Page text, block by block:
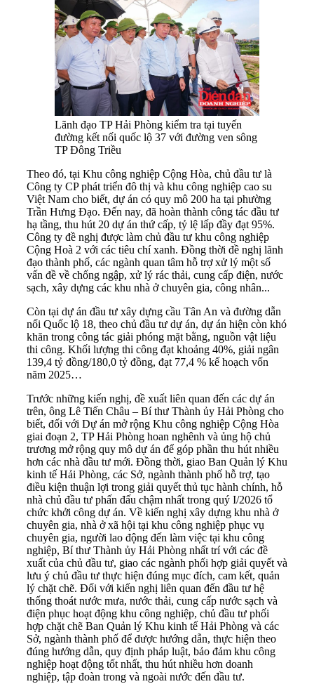
Lãnh đạo TP Hải Phòng kiểm tra tại tuyến
đường kết nối quốc lộ 37 với đường ven sông
TP Đông Triều
Theo đó, tại Khu công nghiệp Cộng Hòa, chủ đầu tư là
Công ty CP phát triển đô thị và khu công nghiệp cao su
Việt Nam cho biết, dự án có quy mô 200 ha tại phường
Trần Hưng Đạo. Đến nay, đã hoàn thành công tác đầu tư
hạ tầng, thu hút 20 dự án thứ cấp, tỷ lệ lấp đầy đạt 95%.
Công ty đề nghị được làm chủ đầu tư khu công nghiệp
Cộng Hoà 2 với các tiêu chí xanh. Đồng thời đề nghị lãnh
đạo thành phố, các ngành quan tâm hỗ trợ xử lý một số
vấn đề về chống ngập, xử lý rác thải, cung cấp điện, nước
sạch, xây dựng các khu nhà ở chuyên gia, công nhân...
Còn tại dự án đầu tư xây dựng cầu Tân An và đường dẫn
nối Quốc lộ 18, theo chủ đầu tư dự án, dự án hiện còn khó
khăn trong công tác giải phóng mặt bằng, nguồn vật liệu
thi công. Khối lượng thi công đạt khoảng 40%, giải ngân
139,4 tỷ đồng/180,0 tỷ đồng, đạt 77,4 % kế hoạch vốn
năm 2025…
Trước những kiến nghị, đề xuất liên quan đến các dự án
trên, ông Lê Tiến Châu – Bí thư Thành ủy Hải Phòng cho
biết, đối với Dự án mở rộng Khu công nghiệp Cộng Hòa
giai đoạn 2, TP Hải Phòng hoan nghênh và ủng hộ chủ
trương mở rộng quy mô dự án để góp phần thu hút nhiều
hơn các nhà đầu tư mới. Đồng thời, giao Ban Quản lý Khu
kinh tế Hải Phòng, các Sở, ngành thành phố hỗ trợ, tạo
điều kiện thuận lợi trong giải quyết thủ tục hành chính, hỗ
nhà chủ đầu tư phấn đấu chậm nhất trong quý I/2026 tổ
chức khởi công dự án. Về kiến nghị xây dựng khu nhà ở
chuyên gia, nhà ở xã hội tại khu công nghiệp phục vụ
chuyên gia, người lao động đến làm việc tại khu công
nghiệp, Bí thư Thành ủy Hải Phòng nhất trí với các đề
xuất của chủ đầu tư, giao các ngành phối hợp giải quyết và
lưu ý chủ đầu tư thực hiện đúng mục đích, cam kết, quản
lý chặt chẽ. Đối với kiến nghị liên quan đến đầu tư hệ
thống thoát nước mưa, nước thải, cung cấp nước sạch và
điện phục hoạt động khu công nghiệp, chủ đầu tư phối
hợp chặt chẽ Ban Quản lý Khu kinh tế Hải Phòng và các
Sở, ngành thành phố để được hướng dẫn, thực hiện theo
đúng hướng dẫn, quy định pháp luật, bảo đảm khu công
nghiệp hoạt động tốt nhất, thu hút nhiều hơn doanh
nghiệp, tập đoàn trong và ngoài nước đến đầu tư.